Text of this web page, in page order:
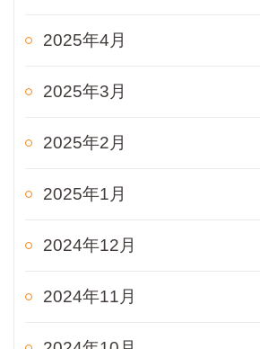
2025年4月
2025年3月
2025年2月
2025年1月
2024年12月
2024年11月